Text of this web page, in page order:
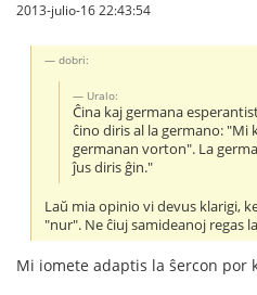
2013-julio-16 22:43:54
dobri:
Uralo:
Ĉina kaj germana
ĉino diris al la germano: "Mi
germanan vorton". La
ĵus diris ĝin."
Laŭ mia opinio vi devus klarigi,
"nur". Ne ĉiuj samideanoj regas
Mi iomete adaptis la ŝercon por